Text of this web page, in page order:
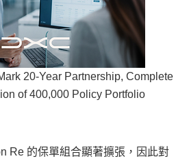
20-Year Partnership, Complete
of 400,000 Policy Portfolio
Re 的保單組合顯著擴張，因此對